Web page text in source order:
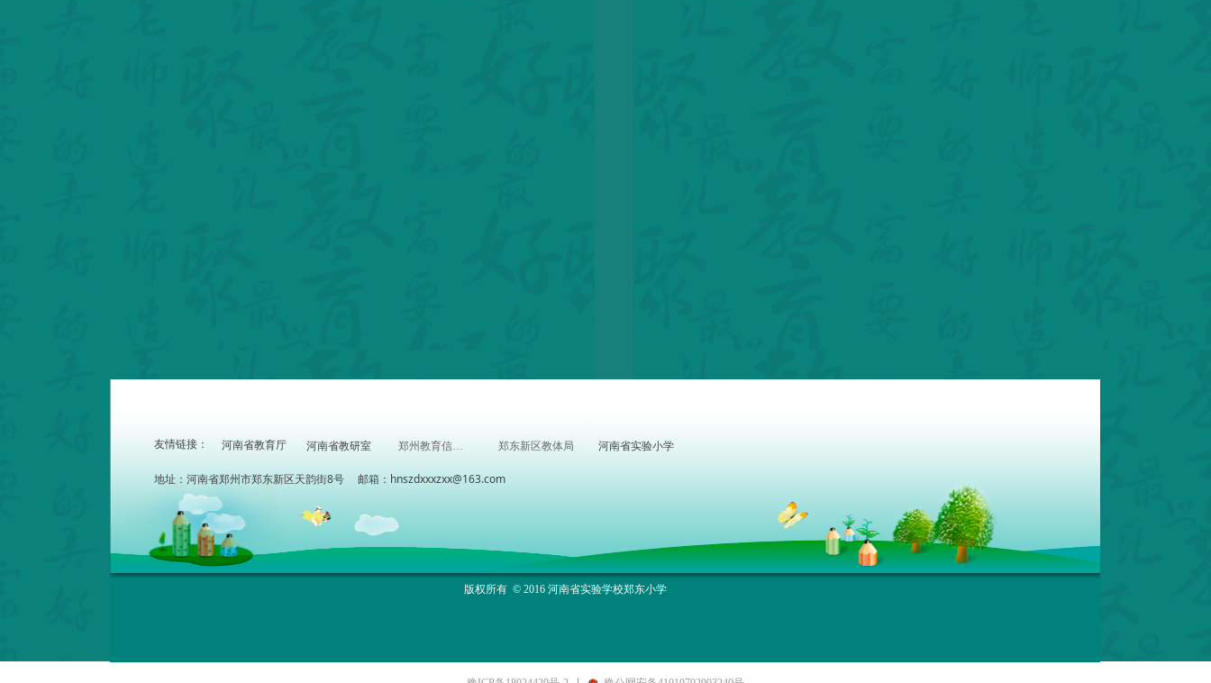
地址：河南省郑州市郑东新区天韵街8号 邮箱：hnszdxxxzxx@163.com
版权所有 © 2016 河南省实验学校郑东小学
河南省实验小学
郑东新区教体局
友情链接： 郑州教育信息网
河南省教育厅 河南省教研室